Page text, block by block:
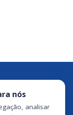
nós
analisar